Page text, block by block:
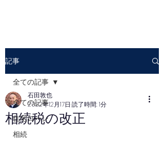
記事
全ての記事
住宅ローン
相続
全ての記事
相続税の改正
石田敦也
2022年12月17日 読了時間: 1分